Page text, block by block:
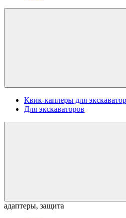
Квик-каплеры для
Для экскаваторов
адаптеры, защита